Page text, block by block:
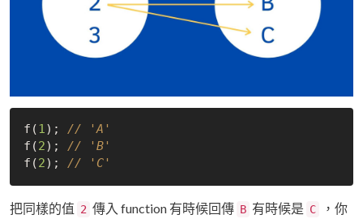
f(1); // 'A'
f(2); // 'B'
f(2); // 'C'
把同樣的值 2 傳入 function 有時候回傳 B 有時候是 C ，你